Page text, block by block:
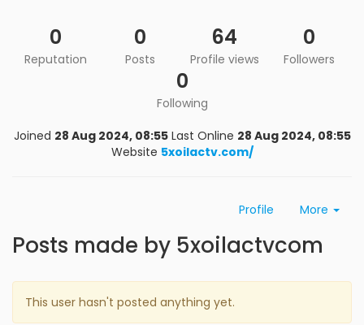
0
Reputation
0
Posts
64
Profile views
0
Followers
0
Following
Joined 28 Aug 2024, 08:55 Last Online 28 Aug 2024, 08:55
Website 5xoilactv.com/
Profile More
Posts made by 5xoilactvcom
This user hasn't posted anything yet.